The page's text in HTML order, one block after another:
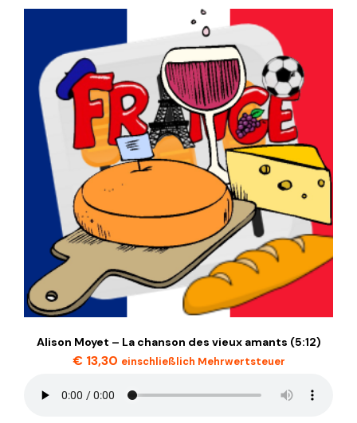
Alison Moyet – La chanson des vieux amants (5:12)
€13,30 einschließlich Mehrwertsteuer